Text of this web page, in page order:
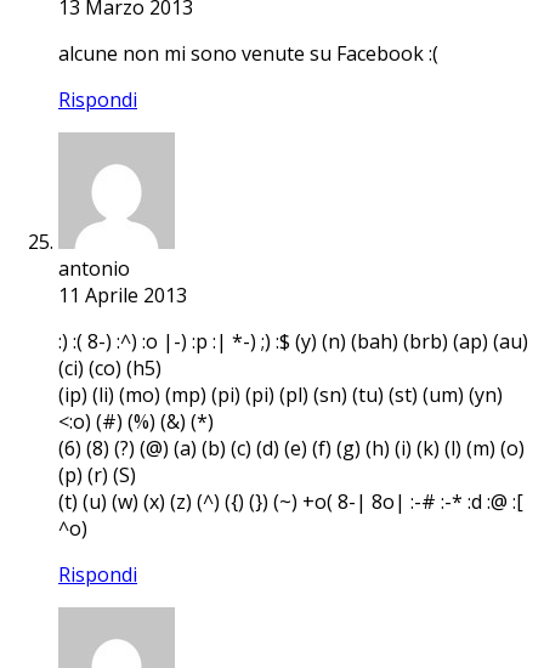
13 Marzo 2013
alcune non mi sono venute su Facebook :(
Rispondi
antonio
11 Aprile 2013
:) :( 8-) :^) :o |-) :p :| *-) ;) :$ (y) (n) (bah) (brb) (ap) (au)
(ci) (co) (h5)
(ip) (li) (mo) (mp) (pi) (pi) (pl) (sn) (tu) (st) (um) (yn)
<:o) (#) (%) (&) (*)
(6) (8) (?) (@) (a) (b) (c) (d) (e) (f) (g) (h) (i) (k) (l) (m) (o)
(p) (r) (S)
(t) (u) (w) (x) (z) (^) ({) (}) (~) +o( 8-| 8o| :-# :-* :d :@ :[
^o)
Rispondi